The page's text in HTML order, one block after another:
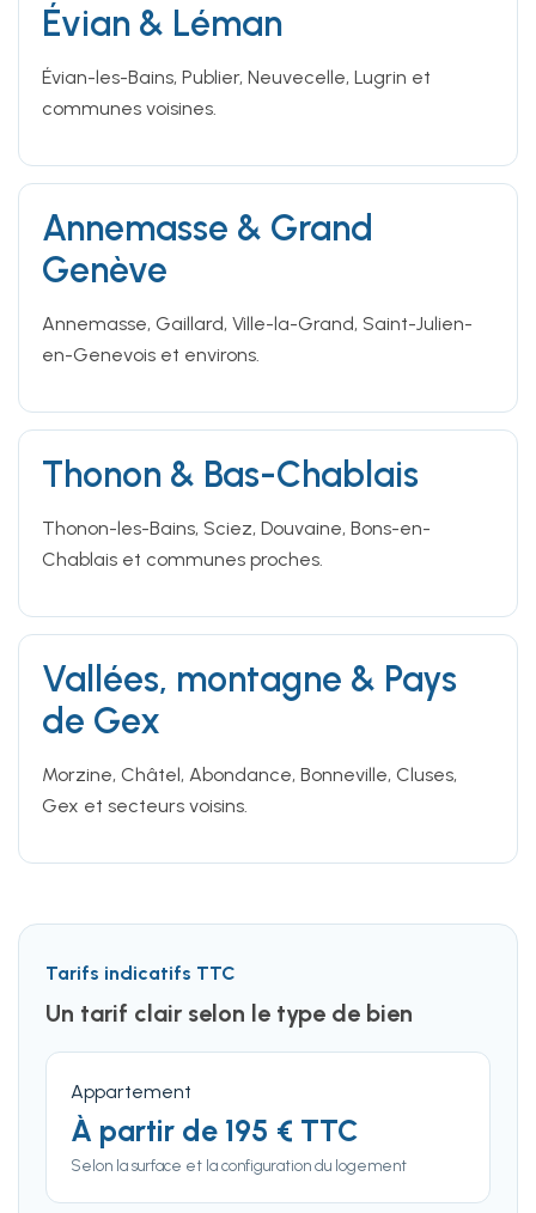
Évian & Léman
Évian-les-Bains, Publier, Neuvecelle, Lugrin et
communes voisines.
Annemasse & Grand
Genève
Annemasse, Gaillard, Ville-la-Grand, Saint-Julien-
en-Genevois et environs.
Thonon & Bas-Chablais
Thonon-les-Bains, Sciez, Douvaine, Bons-en-
Chablais et communes proches.
Vallées, montagne & Pays
de Gex
Morzine, Châtel, Abondance, Bonneville, Cluses,
Gex et secteurs voisins.
Tarifs indicatifs TTC
Un tarif clair selon le type de bien
Appartement
À partir de 195 € TTC
Selon la surface et la configuration du logement